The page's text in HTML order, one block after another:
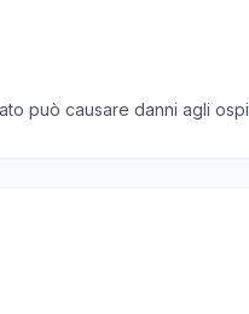
può causare danni agli